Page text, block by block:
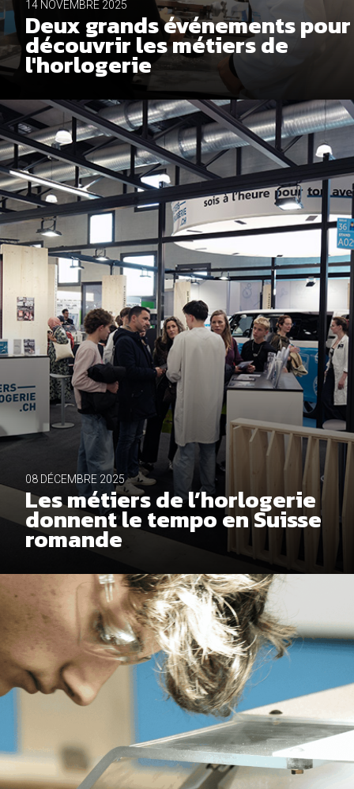
08 DÉCEMBRE 2025
Les métiers de l’horlogerie
donnent le tempo en Suisse
romande
14 NOVEMBRE 2025
Deux grands événements pour
découvrir les métiers de
l'horlogerie
Cookies marketing
NON